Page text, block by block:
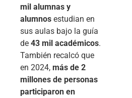
mil alumnas y
alumnos estudian en
sus aulas bajo la guía
de 43 mil académicos.
También recalcó que
en 2024, más de 2
millones de personas
participaron en